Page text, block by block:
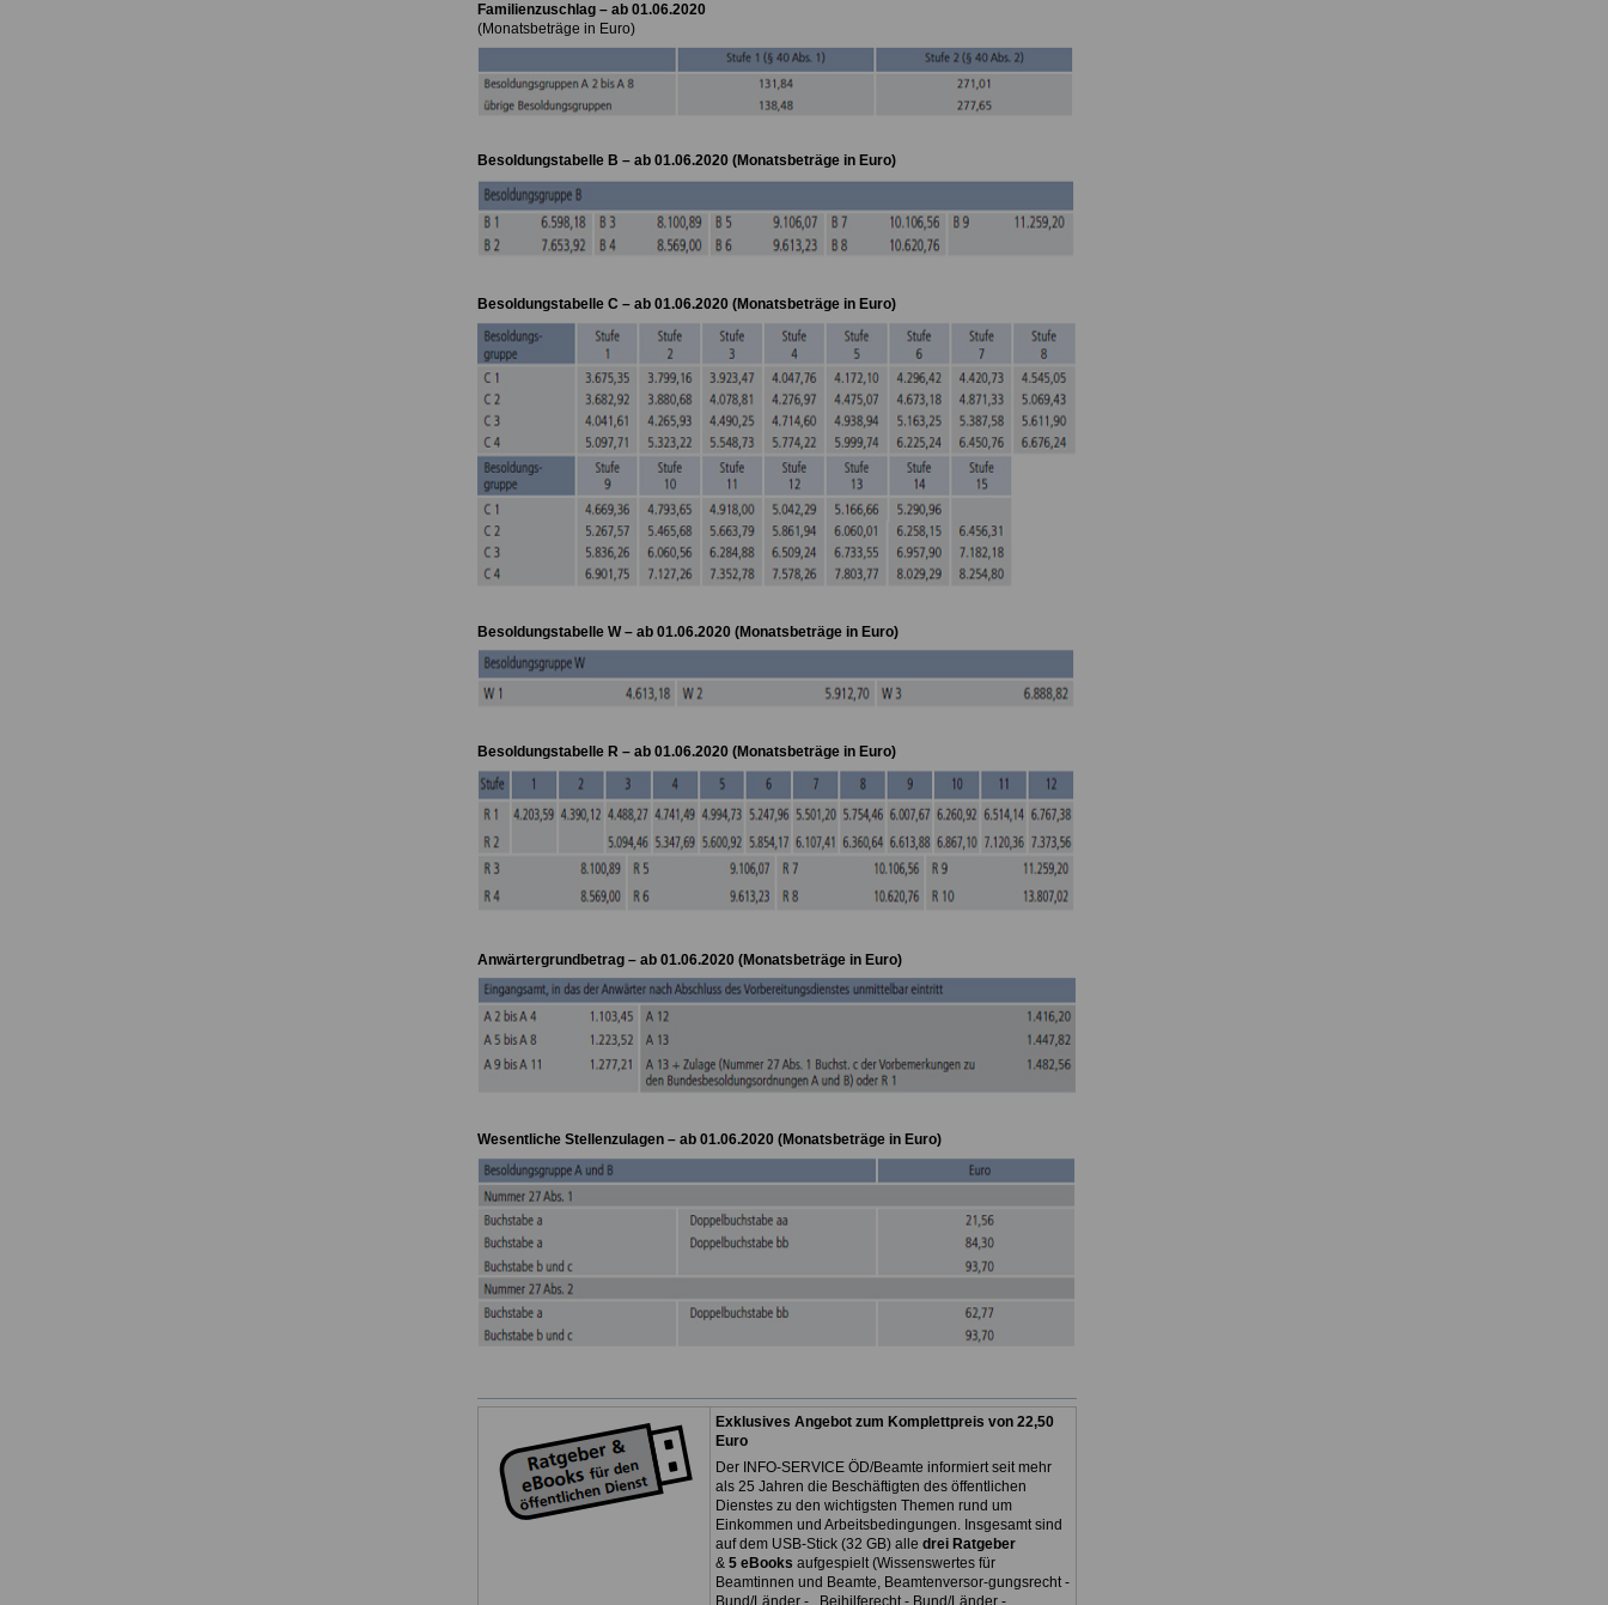
Familienzuschlag – ab 01.06.2020
(Monatsbeträge in Euro)
Besoldungstabelle B – ab 01.06.2020 (Monatsbeträge in Euro)
Besoldungstabelle C – ab 01.06.2020 (Monatsbeträge in Euro)
Besoldungstabelle W – ab 01.06.2020 (Monatsbeträge in Euro)
Besoldungstabelle R – ab 01.06.2020 (Monatsbeträge in Euro)
Anwärtergrundbetrag – ab 01.06.2020 (Monatsbeträge in Euro)
Wesentliche Stellenzulagen – ab 01.06.2020 (Monatsbeträge in Euro)
Exklusives Angebot zum Komplettpreis von 22,50
Euro
Der INFO-SERVICE ÖD/Beamte informiert seit mehr
als 25 Jahren die Beschäftigten des öffentlichen
Dienstes zu den wichtigsten Themen rund um
Einkommen und Arbeitsbedingungen. Insgesamt sind
auf dem USB-Stick (32 GB) alle drei Ratgeber
& 5 eBooks aufgespielt (Wissenswertes für
Beamtinnen und Beamte, Beamtenversor-gungsrecht -